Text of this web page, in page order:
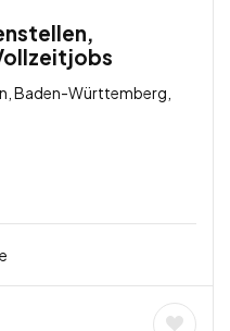
Baden-Württemberg,